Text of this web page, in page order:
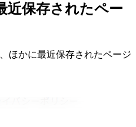
近保存されたペー
ほかに最近保存されたページ